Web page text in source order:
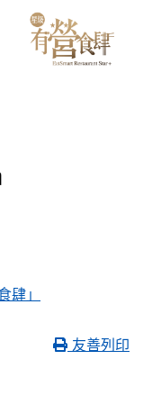
肆」
友善列印